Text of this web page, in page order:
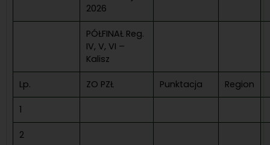
2026
PÓŁFINAŁ Reg.
IV, V, VI –
Kalisz
Lp. ZO PZŁ Punktacja Region
1
2